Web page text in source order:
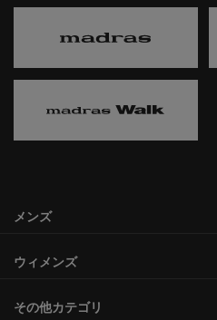
メンズ
ウィメンズ
その他カテゴリ